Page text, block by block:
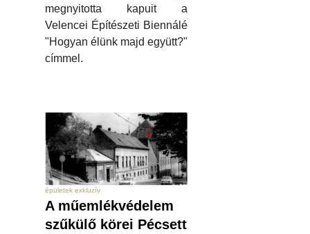
megnyitotta kapuit a
Velencei Építészeti Biennálé
"Hogyan élünk majd együtt?"
címmel.
épületek exkluzív
A műemlékvédelem
szűkülő körei Pécsett